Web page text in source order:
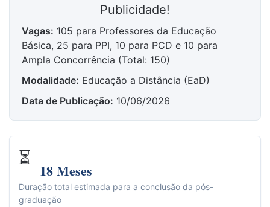
Publicidade!
Vagas: 105 para Professores da Educação
Básica, 25 para PPI, 10 para PCD e 10 para
Ampla Concorrência (Total: 150)
Modalidade: Educação a Distância (EaD)
Data de Publicação: 10/06/2026
⏳
18 Meses
Duração total estimada para a conclusão da pós-
graduação